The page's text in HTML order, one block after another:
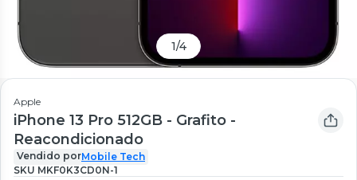
1/4
Apple
iPhone 13 Pro 512GB - Grafito -
Reacondicionado
Vendido porMobile Tech
SKU MKF0K3CD0N-1